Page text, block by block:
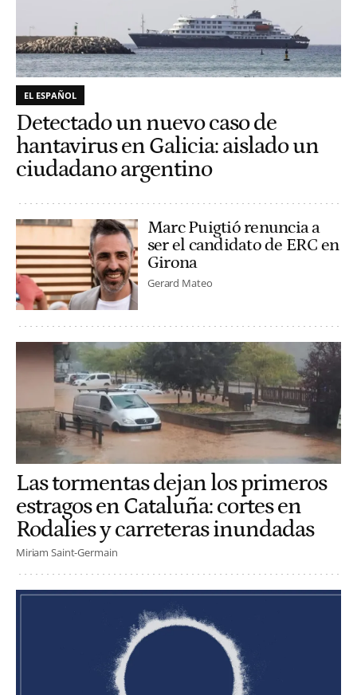
EL ESPAÑOL
Detectado un nuevo caso de
hantavirus en Galicia: aislado un
ciudadano argentino
Marc Puigtió renuncia a
ser el candidato de ERC en
Girona
Gerard Mateo
Las tormentas dejan los primeros
estragos en Cataluña: cortes en
Rodalies y carreteras inundadas
Miriam Saint-Germain